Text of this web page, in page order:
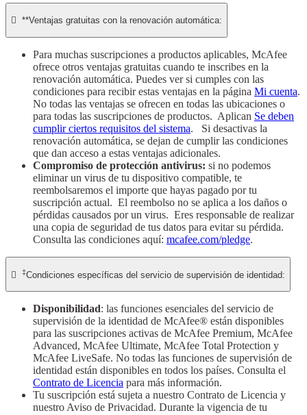
 **Ventajas gratuitas con la renovación automática:
Para muchas suscripciones a productos aplicables, McAfee
ofrece otros ventajas gratuitas cuando te inscribes en la
renovación automática. Puedes ver si cumples con las
condiciones para recibir estas ventajas en la página Mi cuenta.
No todas las ventajas se ofrecen en todas las ubicaciones o
para todas las suscripciones de productos. Aplican Se deben
cumplir ciertos requisitos del sistema. Si desactivas la
renovación automática, se dejan de cumplir las condiciones
que dan acceso a estas ventajas adicionales.
Compromiso de protección antivirus: si no podemos
eliminar un virus de tu dispositivo compatible, te
reembolsaremos el importe que hayas pagado por tu
suscripción actual. El reembolso no se aplica a los daños o
pérdidas causados por un virus. Eres responsable de realizar
una copia de seguridad de tus datos para evitar su pérdida.
Consulta las condiciones aquí: mcafee.com/pledge.
 ‡Condiciones específicas del servicio de supervisión de identidad:
Disponibilidad: las funciones esenciales del servicio de
supervisión de la identidad de McAfee® están disponibles
para las suscripciones activas de McAfee Premium, McAfee
Advanced, McAfee Ultimate, McAfee Total Protection y
McAfee LiveSafe. No todas las funciones de supervisión de
identidad están disponibles en todos los países. Consulta el
Contrato de Licencia para más información.
Tu suscripción está sujeta a nuestro Contrato de Licencia y
nuestro Aviso de Privacidad. Durante la vigencia de tu